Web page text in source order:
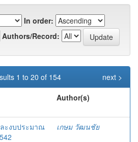
In order:
Authors/Record:
1 to 20 of 154
next >
Author(s)
ะงบประมาณ
เกษม วัฒนชัย